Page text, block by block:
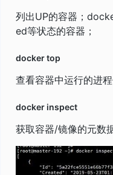
列出UP的容器；
ed等状态的容器；
docker top
查看容器中运行的进
docker inspect
获取容器/镜像的元数